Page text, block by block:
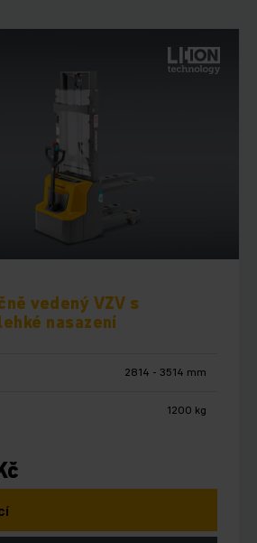
vedený VZV s
nasazení
2814 - 3514 mm
1200 kg